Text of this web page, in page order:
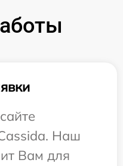
Наш
Вам для